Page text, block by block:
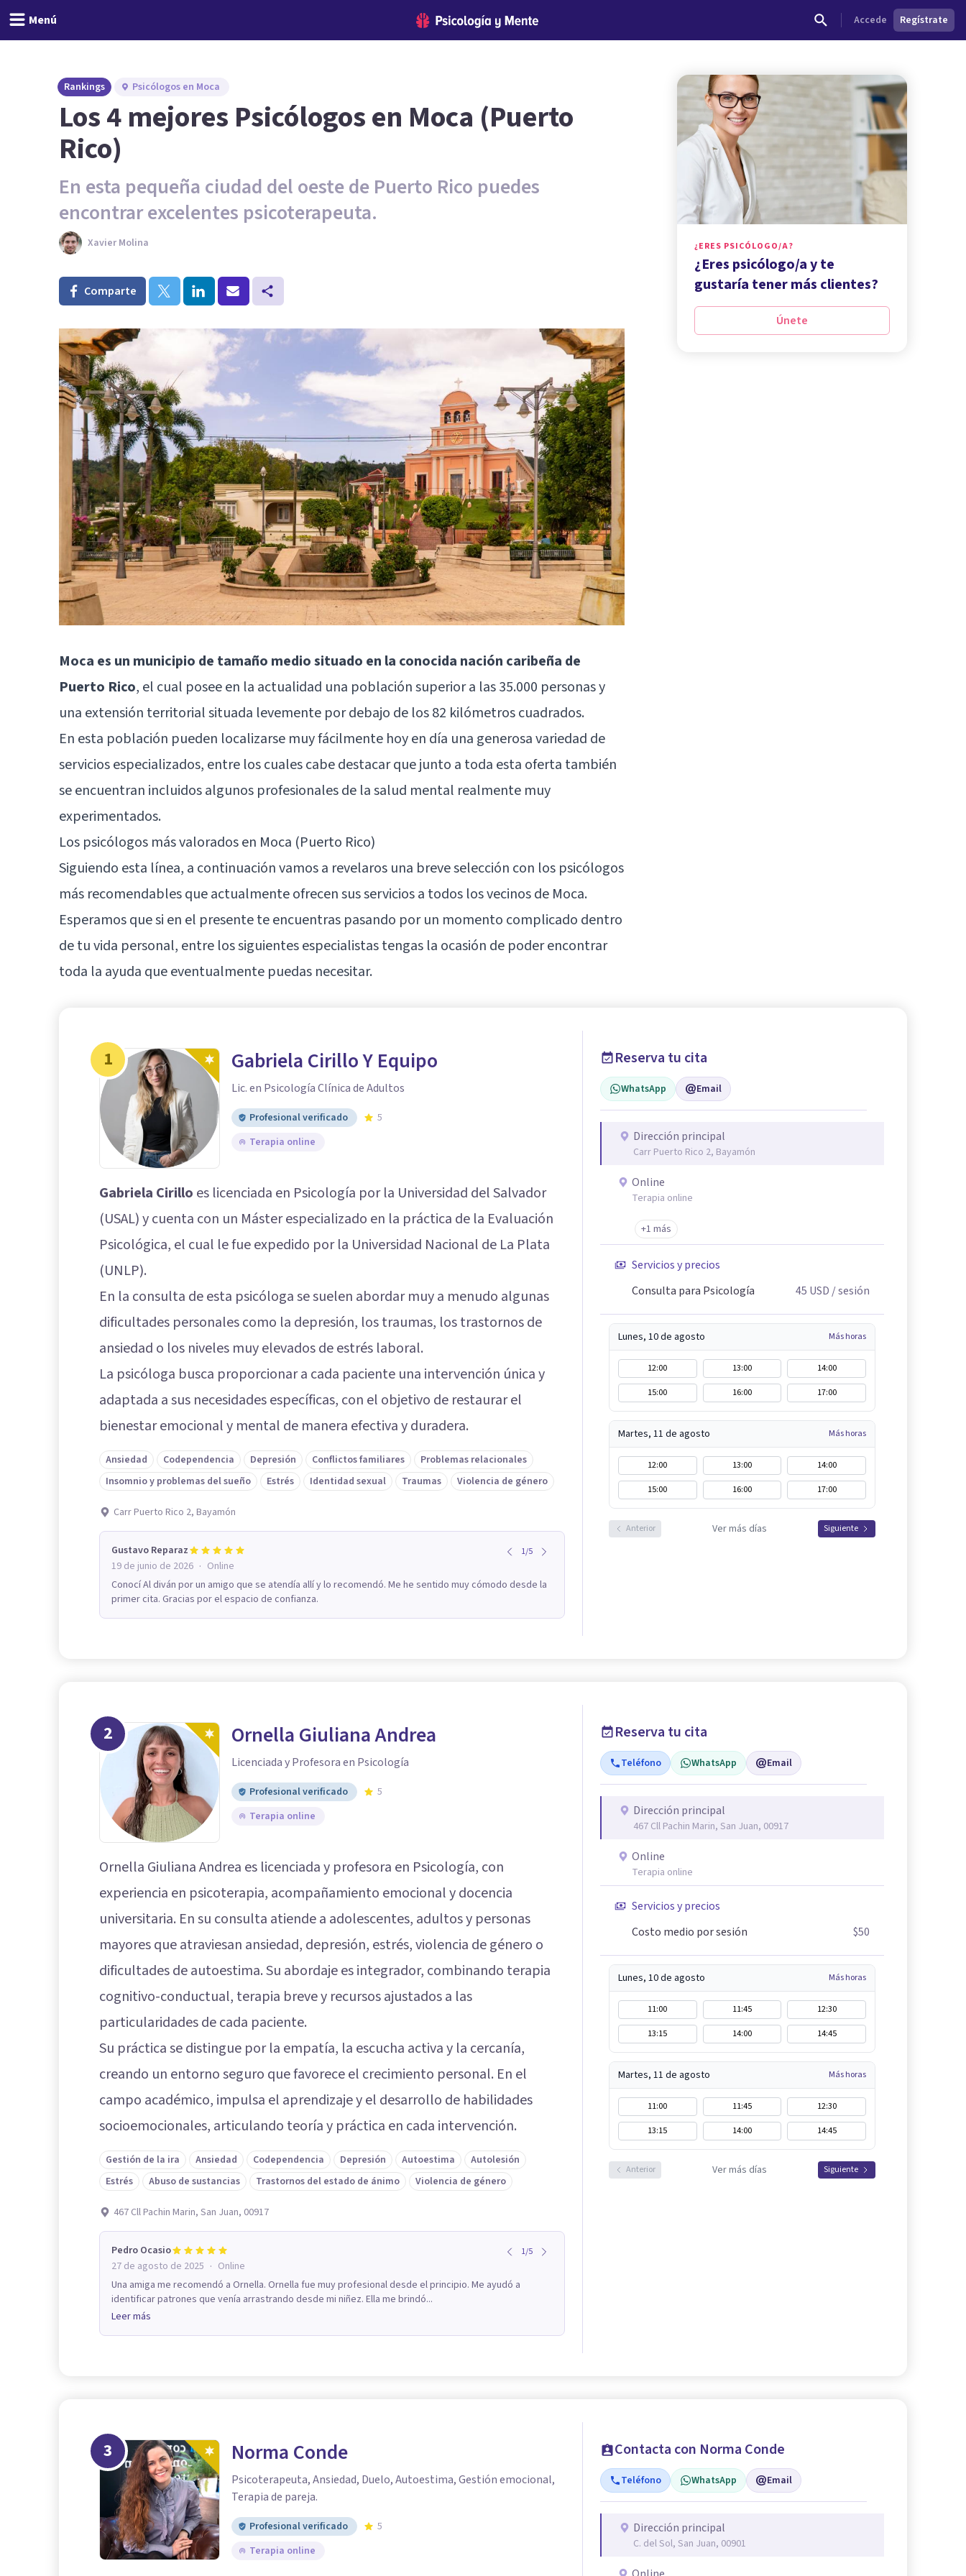
Menú Accede Regístrate
Rankings Psicólogos en Moca
Los 4 mejores Psicólogos en Moca (Puerto
Rico)
En esta pequeña ciudad del oeste de Puerto Rico puedes
encontrar excelentes psicoterapeuta.
Xavier Molina
Comparte
Moca es un municipio de tamaño medio situado en la conocida nación caribeña de
Puerto Rico, el cual posee en la actualidad una población superior a las 35.000 personas y
una extensión territorial situada levemente por debajo de los 82 kilómetros cuadrados.
En esta población pueden localizarse muy fácilmente hoy en día una generosa variedad de
servicios especializados, entre los cuales cabe destacar que junto a toda esta oferta también
se encuentran incluidos algunos profesionales de la salud mental realmente muy
experimentados.
Los psicólogos más valorados en Moca (Puerto Rico)
Siguiendo esta línea, a continuación vamos a revelaros una breve selección con los psicólogos
más recomendables que actualmente ofrecen sus servicios a todos los vecinos de Moca.
Esperamos que si en el presente te encuentras pasando por un momento complicado dentro
de tu vida personal, entre los siguientes especialistas tengas la ocasión de poder encontrar
toda la ayuda que eventualmente puedas necesitar.
¿ERES PSICÓLOGO/A?
¿Eres psicólogo/a y te
gustaría tener más clientes?
Únete
1 Gabriela Cirillo Y Equipo
Lic. en Psicología Clínica de Adultos
Profesional verificado
5
Terapia online
Gabriela Cirillo es licenciada en Psicología por la Universidad del Salvador
(USAL) y cuenta con un Máster especializado en la práctica de la Evaluación
Psicológica, el cual le fue expedido por la Universidad Nacional de La Plata
(UNLP).
En la consulta de esta psicóloga se suelen abordar muy a menudo algunas
dificultades personales como la depresión, los traumas, los trastornos de
ansiedad o los niveles muy elevados de estrés laboral.
La psicóloga busca proporcionar a cada paciente una intervención única y
adaptada a sus necesidades específicas, con el objetivo de restaurar el
bienestar emocional y mental de manera efectiva y duradera.
Ansiedad Codependencia Depresión Conflictos familiares
Problemas relacionales
Insomnio y problemas del sueño
Estrés Identidad sexual Traumas Violencia de género
Carr Puerto Rico 2, Bayamón
Gustavo Reparaz 1/5
19 de junio de 2026 · Online
Conocí Al diván por un amigo que se atendía allí y lo recomendó. Me he sentido muy cómodo desde la
primer cita. Gracias por el espacio de confianza.
Reserva tu cita
WhatsApp Email
Dirección principal
Carr Puerto Rico 2, Bayamón
Online
Terapia online
+1 más
Servicios y precios
Consulta para Psicología
45 USD / sesión
Lunes, 10 de agosto Más horas
12:00 13:00
14:00
15:00
16:00 17:00
Martes, 11 de agosto Más horas
12:00 13:00
14:00
15:00
16:00 17:00
Anterior Ver más días Siguiente
2 Ornella Giuliana Andrea
Licenciada y Profesora en Psicología
Profesional verificado
5
Terapia online
Ornella Giuliana Andrea es licenciada y profesora en Psicología, con
experiencia en psicoterapia, acompañamiento emocional y docencia
universitaria. En su consulta atiende a adolescentes, adultos y personas
mayores que atraviesan ansiedad, depresión, estrés, violencia de género o
dificultades de autoestima. Su abordaje es integrador, combinando terapia
cognitivo-conductual, terapia breve y recursos ajustados a las
particularidades de cada paciente.
Su práctica se distingue por la empatía, la escucha activa y la cercanía,
creando un entorno seguro que favorece el crecimiento personal. En el
campo académico, impulsa el aprendizaje y el desarrollo de habilidades
socioemocionales, articulando teoría y práctica en cada intervención.
Gestión de la ira Ansiedad Codependencia Depresión Autoestima
Autolesión
Estrés
Abuso de sustancias Trastornos del estado de ánimo Violencia de género
467 Cll Pachin Marin, San Juan, 00917
Pedro Ocasio 1/5
27 de agosto de 2025 · Online
Una amiga me recomendó a Ornella. Ornella fue muy profesional desde el principio. Me ayudó a
identificar patrones que venía arrastrando desde mi niñez. Ella me brindó...
Leer más
Reserva tu cita
Teléfono WhatsApp Email
Dirección principal
467 Cll Pachin Marin, San Juan, 00917
Online
Terapia online
Servicios y precios
Costo medio por sesión
$50
Lunes, 10 de agosto Más horas
11:00 11:45
12:30
13:15
14:00 14:45
Martes, 11 de agosto Más horas
11:00 11:45
12:30
13:15
14:00 14:45
Anterior Ver más días Siguiente
3 Norma Conde
Psicoterapeuta, Ansiedad, Duelo, Autoestima, Gestión emocional,
Terapia de pareja.
Profesional verificado
5
Terapia online
Contacta con Norma Conde
Teléfono WhatsApp Email
Dirección principal
C. del Sol, San Juan, 00901